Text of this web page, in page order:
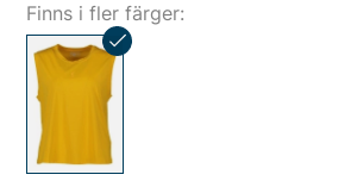
Finns i fler färger: